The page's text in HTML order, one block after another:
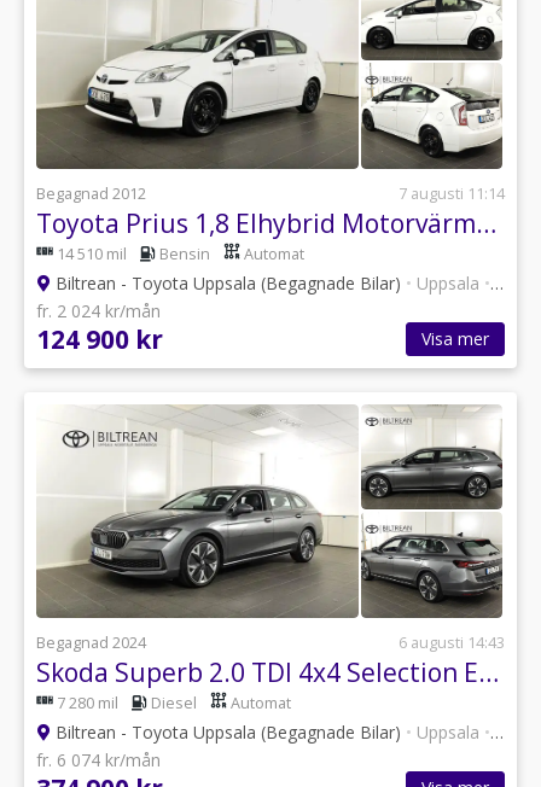
Begagnad 2012 7 augusti 11:14
Toyota Prius 1,8 Elhybrid Motorvärmare Vinterhjul
14 510 mil Bensin Automat
Biltrean - Toyota Uppsala (Begagnade Bilar) • Uppsala •101
fr. 2 024 kr/mån
124 900 kr Visa mer
Begagnad 2024 6 augusti 14:43
Skoda Superb 2.0 TDI 4x4 Selection Explore Panorama Drag Värmare
7 280 mil Diesel Automat
Biltrean - Toyota Uppsala (Begagnade Bilar) • Uppsala •101
fr. 6 074 kr/mån